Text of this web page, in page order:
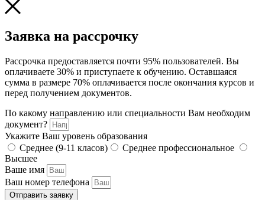
Заявка на рассрочку
Рассрочка предоставляется почти 95% пользователей. Вы
оплачиваете 30% и приступаете к обучению. Оставшаяся
сумма в размере 70% оплачивается после окончания курсов и
перед получением документов.
По какому направлению или специальности Вам необходим
документ?
Укажите Ваш уровень образования
Среднее (9-11 класов)
Среднее профессиональное
Высшее
Ваше имя
Ваш номер телефона
Отправить заявку